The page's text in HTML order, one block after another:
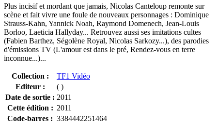
Plus incisif et mordant que jamais, Nicolas Canteloup remonte sur
scène et fait vivre une foule de nouveaux personnages : Dominique
Strauss-Kahn, Yannick Noah, Raymond Domenech, Jean-Louis
Borloo, Laeticia Hallyday... Retrouvez aussi ses imitations cultes
(Fabien Barthez, Ségolène Royal, Nicolas Sarkozy...), des parodies
d'émissions TV (L'amour est dans le pré, Rendez-vous en terre
inconnue...)...
Collection :
TF1 Vidéo
Editeur :
( )
Date de sortie : 2011
Cette édition : 2011
Code-barres : 3384442251464